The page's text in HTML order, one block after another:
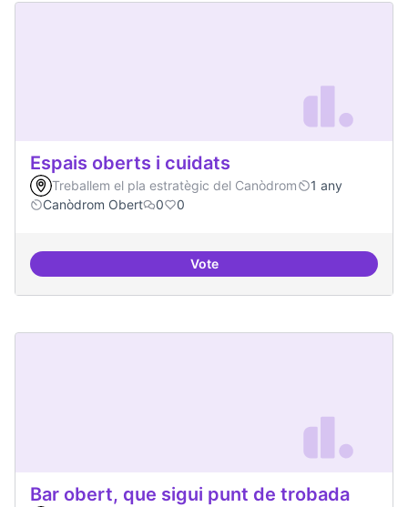
Espais oberts i cuidats
Treballem el pla estratègic del Canòdrom
1 any
Canòdrom Obert
0 0
VoteEspais oberts i cuidats
Bar obert, que sigui punt de trobada